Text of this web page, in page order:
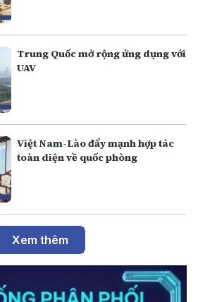
Trung Quốc mở rộng ứng dụng với
UAV
Việt Nam-Lào đẩy mạnh hợp tác
toàn diện về quốc phòng
Xem thêm